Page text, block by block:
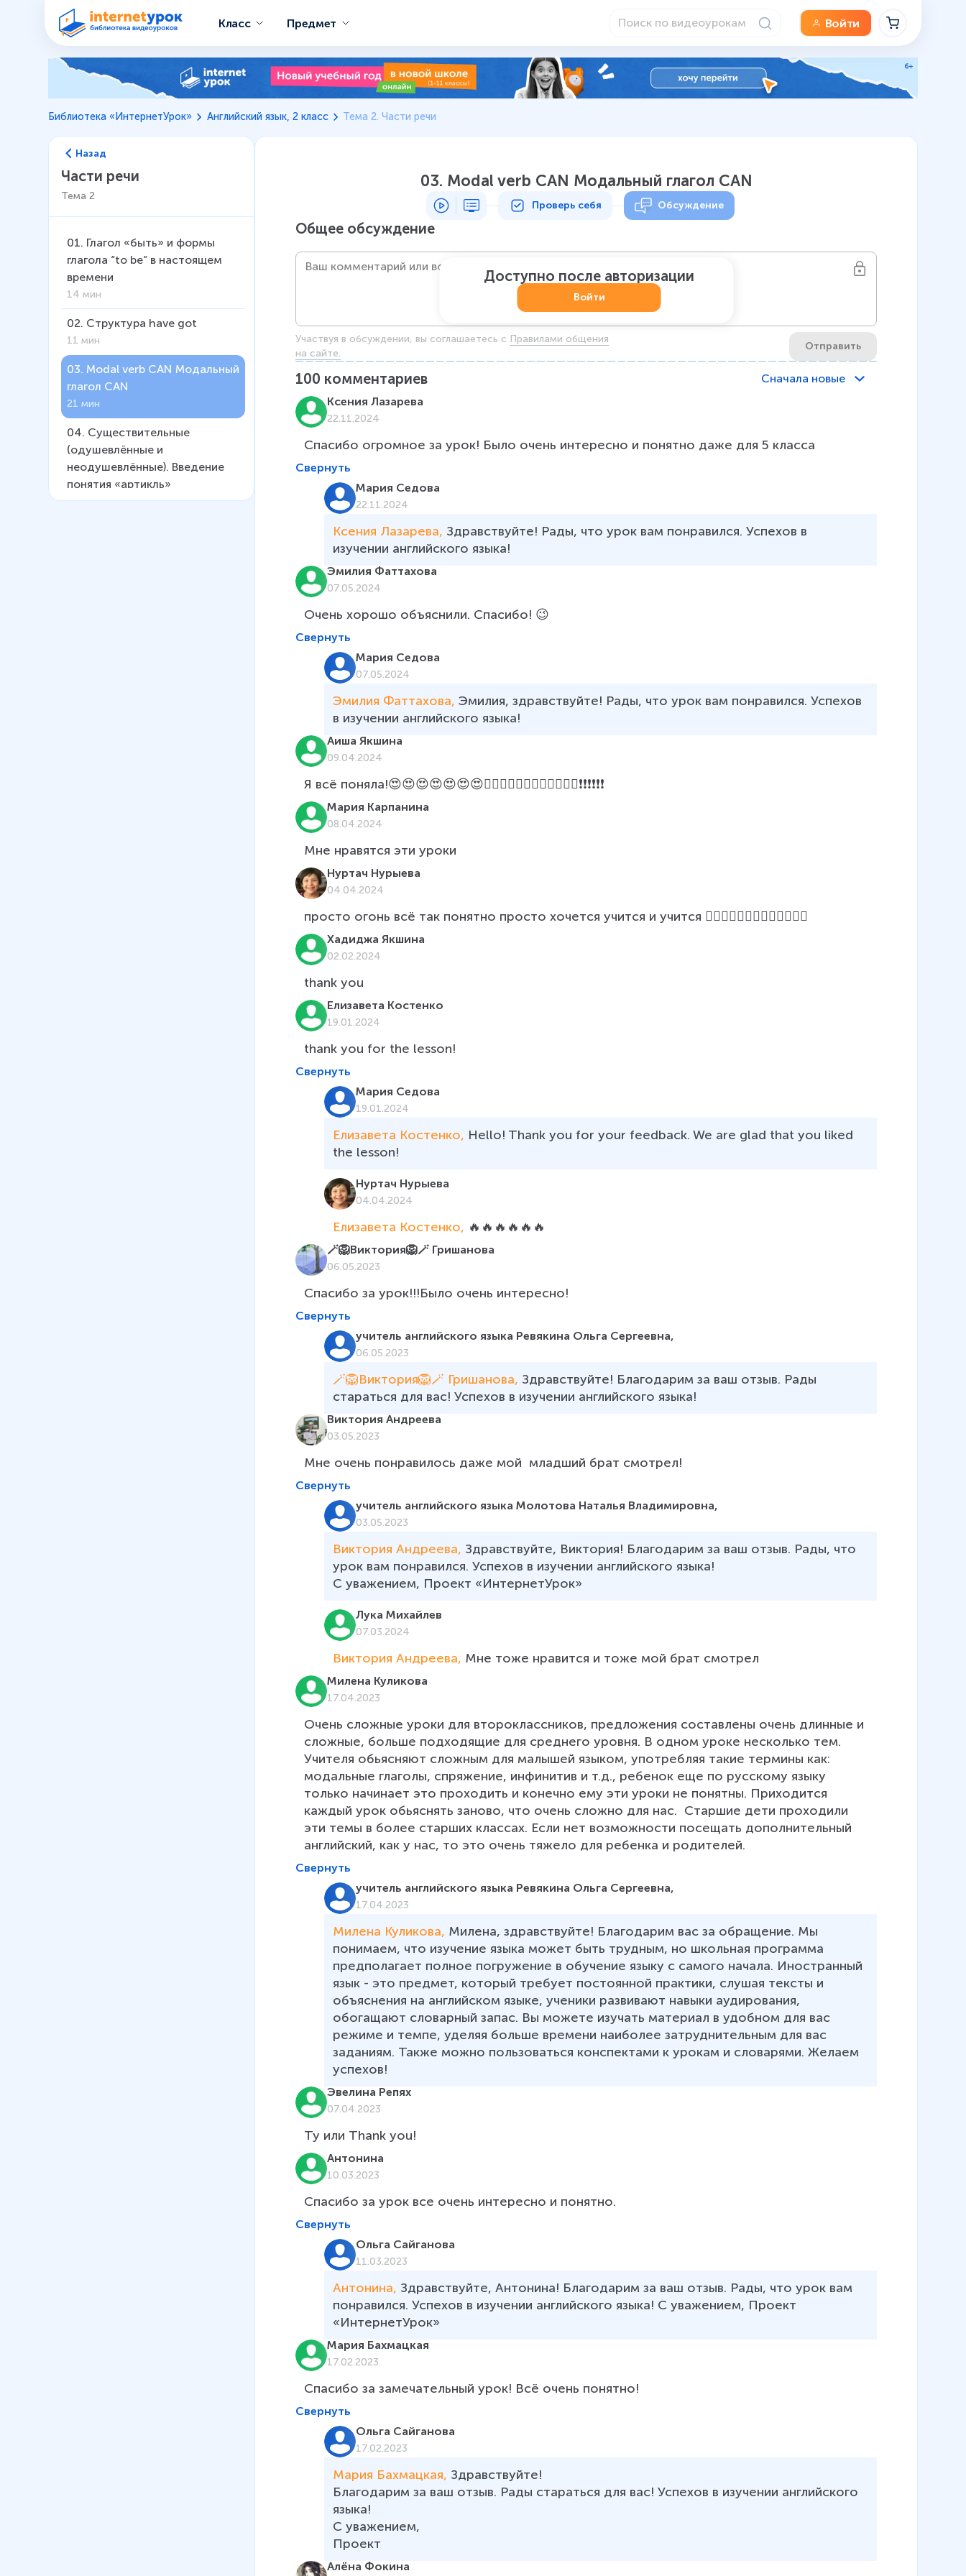
Класс Предмет Войти
Библиотека «ИнтернетУрок» Английский язык, 2 класс Тема 2. Части речи
Назад
Части речи
Тема 2
01. Глагол «быть» и формы
глагола “to be” в настоящем
времени
14 мин
02. Структура have got
11 мин
03. Modal verb CAN Модальный
глагол CAN
21 мин
04. Существительные
(одушевлённые и
неодушевлённые). Введение
понятия «артикль»
32 мин
03. Modal verb CAN Модальный глагол CAN
Проверь себя Обсуждение
Общее обсуждение
Участвуя в обсуждении, вы соглашаетесь c Правилами общения
на сайте.
Отправить
Доступно после авторизации
Войти
100 комментариев
Сначала новые
Ксения Лазарева
22.11.2024
Спасибо огромное за урок! Было очень интересно и понятно даже для 5 класса
Свернуть
Мария Седова
22.11.2024
Ксения Лазарева, Здравствуйте! Рады, что урок вам понравился. Успехов в
изучении английского языка!
Эмилия Фаттахова
07.05.2024
Очень хорошо объяснили. Спасибо! 😉
Свернуть
Мария Седова
07.05.2024
Эмилия Фаттахова, Эмилия, здравствуйте! Рады, что урок вам понравился. Успехов
в изучении английского языка!
Аиша Якшина
09.04.2024
Я всё поняла!😍😍😍😍😍😍😍👍🏻👍🏻👍🏻👍🏻👍🏻👍🏻❗❗❗❗❗❗
Мария Карпанина
08.04.2024
Мне нравятся эти уроки
Нуртач Нурыева
04.04.2024
просто огонь всё так понятно просто хочется учится и учится 👍🏻🔥🔥🔥👍🏻👍🏻👍🏻🔥🔥
Хадиджа Якшина
02.02.2024
thank you
Елизавета Костенко
19.01.2024
thank you for the lesson!
Свернуть
Мария Седова
19.01.2024
Елизавета Костенко, Hello! Thank you for your feedback. We are glad that you liked
the lesson!
Нуртач Нурыева
04.04.2024
Елизавета Костенко, 🔥🔥🔥🔥🔥🔥
🪄🦁Виктория🦁🪄 Гришанова
06.05.2023
Спасибо за урок!!!Было очень интересно!
Свернуть
учитель английского языка Ревякина Ольга Сергеевна,
06.05.2023
🪄🦁Виктория🦁🪄 Гришанова, Здравствуйте! Благодарим за ваш отзыв. Рады
стараться для вас! Успехов в изучении английского языка!
Виктория Андреева
03.05.2023
Мне очень понравилось даже мой  младший брат смотрел!
Свернуть
учитель английского языка Молотова Наталья Владимировна,
03.05.2023
Виктория Андреева, Здравствуйте, Виктория! Благодарим за ваш отзыв. Рады, что
урок вам понравился. Успехов в изучении английского языка!
С уважением, Проект «ИнтернетУрок»
Лука Михайлев
07.03.2024
Виктория Андреева, Мне тоже нравится и тоже мой брат смотрел
Милена Куликова
17.04.2023
Очень сложные уроки для второклассников, предложения составлены очень длинные и
сложные, больше подходящие для среднего уровня. В одном уроке несколько тем.
Учителя обьясняют сложным для малышей языком, употребляя такие термины как:
модальные глаголы, спряжение, инфинитив и т.д., ребенок еще по русскому языку
только начинает это проходить и конечно ему эти уроки не понятны. Приходится
каждый урок обьяснять заново, что очень сложно для нас.  Старшие дети проходили
эти темы в более старших классах. Если нет возможности посещать дополнительный
английский, как у нас, то это очень тяжело для ребенка и родителей.
Свернуть
учитель английского языка Ревякина Ольга Сергеевна,
17.04.2023
Милена Куликова, Милена, здравствуйте! Благодарим вас за обращение. Мы
понимаем, что изучение языка может быть трудным, но школьная программа
предполагает полное погружение в обучение языку с самого начала. Иностранный
язык - это предмет, который требует постоянной практики, слушая тексты и
объяснения на английском языке, ученики развивают навыки аудирования,
обогащают словарный запас. Вы можете изучать материал в удобном для вас
режиме и темпе, уделяя больше времени наиболее затруднительным для вас
заданиям. Также можно пользоваться конспектами к урокам и словарями. Желаем
успехов!
Эвелина Репях
07.04.2023
Ty или Thank you!
Антонина
10.03.2023
Спасибо за урок все очень интересно и понятно.
Свернуть
Ольга Сайганова
11.03.2023
Антонина, Здравствуйте, Антонина! Благодарим за ваш отзыв. Рады, что урок вам
понравился. Успехов в изучении английского языка! С уважением, Проект
«ИнтернетУрок»
Мария Бахмацкая
17.02.2023
Спасибо за замечательный урок! Всё очень понятно!
Свернуть
Ольга Сайганова
17.02.2023
Мария Бахмацкая, Здравствуйте!
Благодарим за ваш отзыв. Рады стараться для вас! Успехов в изучении английского
языка!
С уважением,
Проект
Алёна Фокина